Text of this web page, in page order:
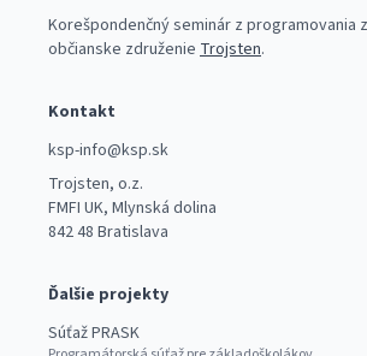
Korešpondenčný seminár z programovania
občianske združenie Trojsten.
Kontakt
ksp-info@ksp.sk
Trojsten, o.z.
FMFI UK, Mlynská dolina
842 48 Bratislava
Ďalšie projekty
Súťaž PRASK